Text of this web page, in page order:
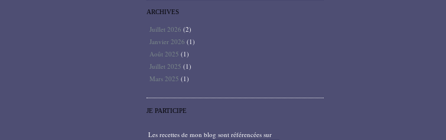
ARCHIVES
Juillet 2026 (2)
Janvier 2026 (1)
Août 2025 (1)
Juillet 2025 (1)
Mars 2025 (1)
JE PARTICIPE
Les recettes de mon blog sont référencées sur